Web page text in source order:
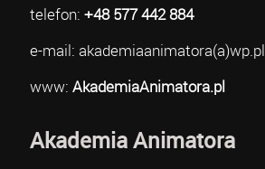
telefon: +48 577 442 884
e-mail: akademiaanimatora(a)wp.pl
www: AkademiaAnimatora.pl
Akademia Animatora